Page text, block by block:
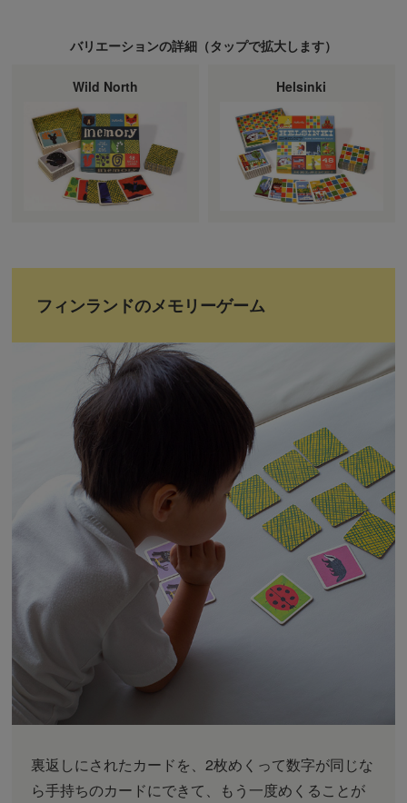
バリエーションの詳細（タップで拡大します）
Wild North Helsinki
フィンランドのメモリーゲーム
裏返しにされたカードを、2枚めくって数字が同じな
ら手持ちのカードにできて、もう一度めくることが